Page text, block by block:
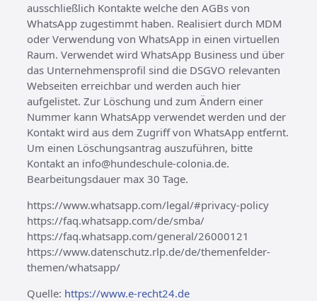
ausschließlich Kontakte welche den AGBs von
WhatsApp zugestimmt haben. Realisiert durch MDM
oder Verwendung von WhatsApp in einen virtuellen
Raum. Verwendet wird WhatsApp Business und über
das Unternehmensprofil sind die DSGVO relevanten
Webseiten erreichbar und werden auch hier
aufgelistet. Zur Löschung und zum Ändern einer
Nummer kann WhatsApp verwendet werden und der
Kontakt wird aus dem Zugriff von WhatsApp entfernt.
Um einen Löschungsantrag auszuführen, bitte
Kontakt an info@hundeschule-colonia.de.
Bearbeitungsdauer max 30 Tage.
https://www.whatsapp.com/legal/#privacy-policy
https://faq.whatsapp.com/de/smba/
https://faq.whatsapp.com/general/26000121
https://www.datenschutz.rlp.de/de/themenfelder-
themen/whatsapp/
Quelle: https://www.e-recht24.de